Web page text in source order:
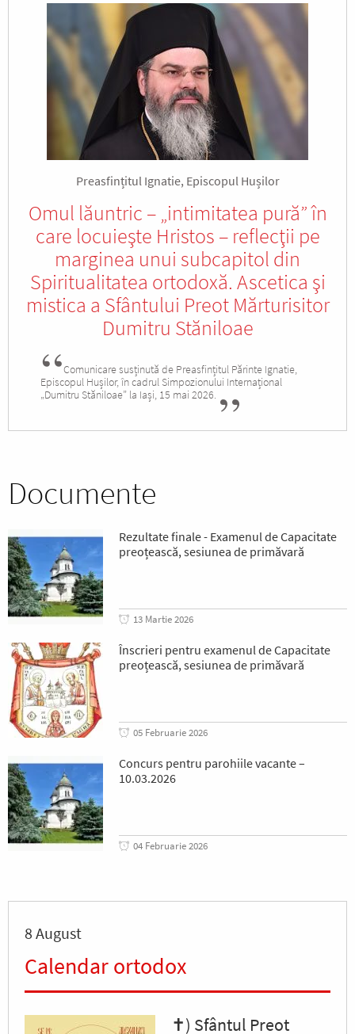
Preasfințitul Ignatie, Episcopul Hușilor
Omul lăuntric – „intimitatea pură” în
care locuieşte Hristos – reflecţii pe
marginea unui subcapitol din
Spiritualitatea ortodoxă. Ascetica şi
mistica a Sfântului Preot Mărturisitor
Dumitru Stăniloae
Comunicare susținută de Preasfințitul Părinte Ignatie,
Episcopul Hușilor, în cadrul Simpozionului Internațional
„Dumitru Stăniloae” la Iași, 15 mai 2026.
Documente
Rezultate finale - Examenul de Capacitate
preoțească, sesiunea de primăvară
13 Martie 2026
Înscrieri pentru examenul de Capacitate
preoțească, sesiunea de primăvară
05 Februarie 2026
Concurs pentru parohiile vacante –
10.03.2026
04 Februarie 2026
8 August
Calendar ortodox
✝) Sfântul Preot